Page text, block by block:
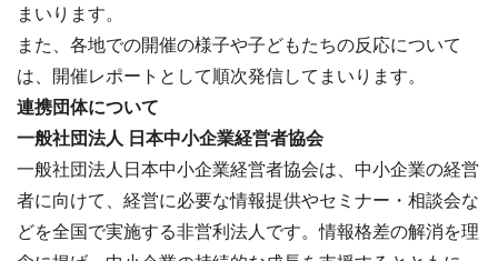
まいります。
また、各地での開催の様子や子どもたちの反応について
は、開催レポートとして順次発信してまいります。
連携団体について
一般社団法人 日本中小企業経営者協会
一般社団法人日本中小企業経営者協会は、中小企業の経営
者に向けて、経営に必要な情報提供やセミナー・相談会な
どを全国で実施する非営利法人です。情報格差の解消を理